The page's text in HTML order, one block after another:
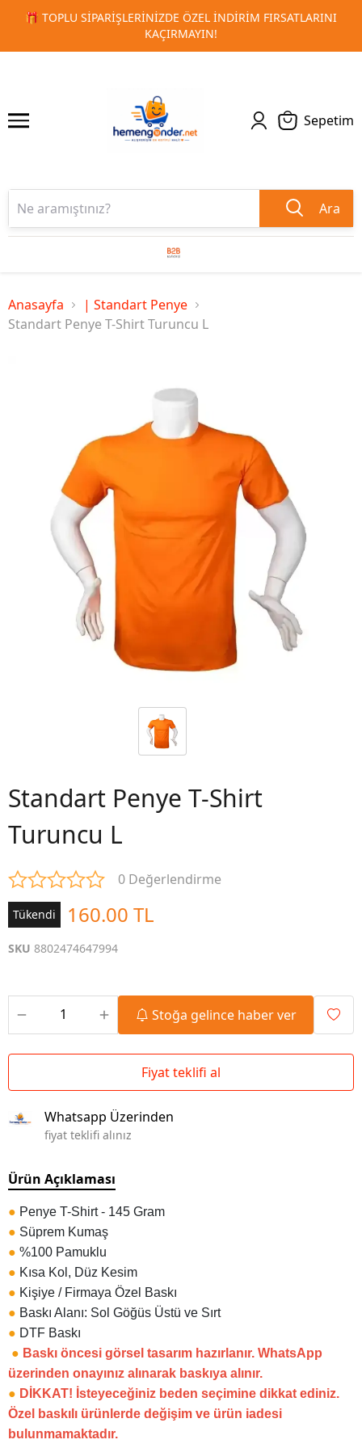
🚀 KURUMSAL PROMOSYON VE MATBAA
TESLIMAT!
1 2
Sepetim
Ara
Anasayfa
| Standart Penye
Standart Penye T-Shirt Turuncu L
Standart Penye T-Shirt
Turuncu L
0 Değerlendirme
Tükendi 160.00 TL
SKU 8802474647994
Stoğa gelince haber ver
Fiyat teklifi al
Whatsapp Üzerinden
fiyat teklifi alınız
Ürün Açıklaması
● Penye T-Shirt - 145 Gram
● Süprem Kumaş
● %100 Pamuklu
● Kısa Kol, Düz Kesim
● Kişiye / Firmaya Özel Baskı
● Baskı Alanı: Sol Göğüs Üstü ve Sırt
● DTF Baskı
● Baskı öncesi görsel tasarım hazırlanır. WhatsApp
üzerinden onayınız alınarak baskıya alınır.
● DİKKAT! İsteyeceğiniz beden seçimine dikkat ediniz.
Özel baskılı ürünlerde değişim ve ürün iadesi
bulunmamaktadır.